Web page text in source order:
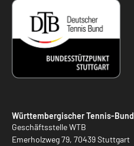
Württembergischer Tennis-Bund
Geschäftsstelle WTB
Emerholzweg 79, 70439 Stuttgart